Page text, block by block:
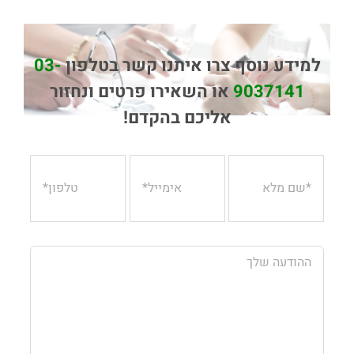
למידע נוסף צרו איתנו קשר בטלפון03-
9037141או השאירו פרטים ונחזור
אליכם בהקדם!